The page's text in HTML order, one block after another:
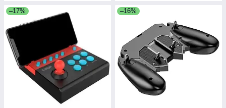
–17% –16%